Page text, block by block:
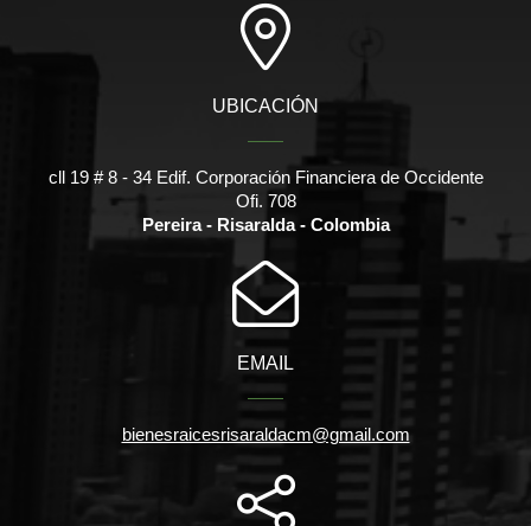
UBICACIÓN
cll 19 # 8 - 34 Edif. Corporación Financiera de Occidente
Ofi. 708
Pereira - Risaralda - Colombia
EMAIL
bienesraicesrisaraldacm@gmail.com